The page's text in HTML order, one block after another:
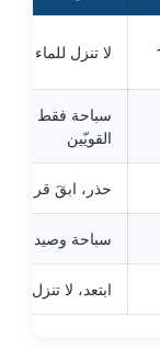
لا تنزل للماء أبدًا
سباحة فقط
القويّين
حذر، ابقَ قرب
سباحة وصيد
ابتعد، لا تنزل